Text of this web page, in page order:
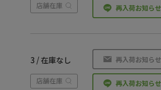
店舗在庫 再入荷お知らせ
3 / 在庫なし
店舗在庫
再入荷お知らせ
再入荷お知らせ